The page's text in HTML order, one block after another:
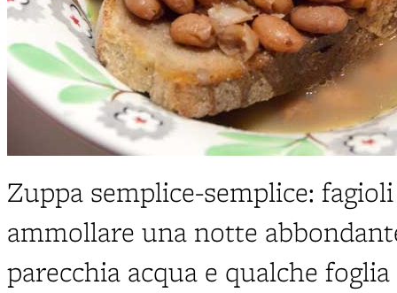
Zuppa semplice-semplice:
ammollare una notte
parecchia acqua e qualche